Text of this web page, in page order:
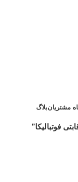
مشتریانبلاگ
فوتبالیکا”